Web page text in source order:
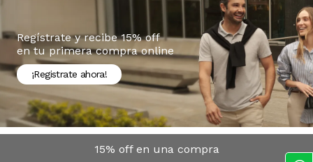
Regístrate y recibe 15% off
en tu primera compra online
¡Registrate ahora!
15% off en una compra